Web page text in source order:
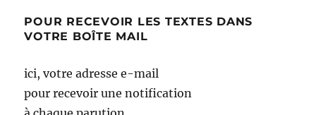
POUR RECEVOIR LES TEXTES DANS
VOTRE BOÎTE MAIL
ici, votre adresse e-mail
pour recevoir une notification